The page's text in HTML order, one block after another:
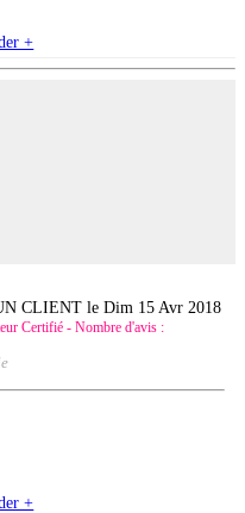
+
CLIENT leDim 15 Avr 2018
Certifié - Nombre d'avis :
+